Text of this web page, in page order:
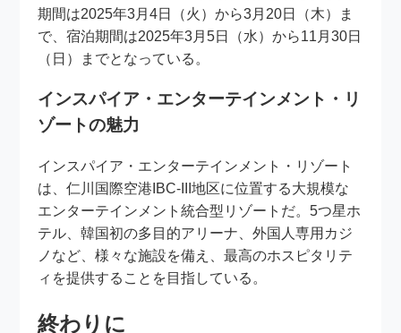
期間は2025年3月4日（火）から3月20日（木）ま
で、宿泊期間は2025年3月5日（水）から11月30日
（日）までとなっている。
インスパイア・エンターテインメント・リ
ゾートの魅力
インスパイア・エンターテインメント・リゾート
は、仁川国際空港IBC-III地区に位置する大規模な
エンターテインメント統合型リゾートだ。5つ星ホ
テル、韓国初の多目的アリーナ、外国人専用カジ
ノなど、様々な施設を備え、最高のホスピタリテ
ィを提供することを目指している。
終わりに